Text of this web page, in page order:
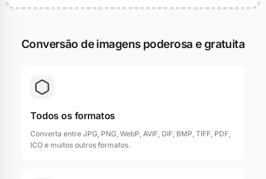
Conversão de imagens poderosa e gratuita
Todos os formatos
Converta entre JPG, PNG, WebP, AVIF, GIF, BMP, TIFF, PDF,
ICO e muitos outros formatos.